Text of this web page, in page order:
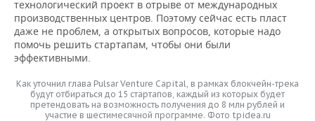
технологический проект в отрыве от международных
производственных центров. Поэтому сейчас есть пласт
даже не проблем, а открытых вопросов, которые надо
помочь решить стартапам, чтобы они были
эффективными.
Как уточнил глава Pulsar Venture Capital, в рамках блокчейн-трека
будут отбираться до 15 стартапов, каждый из которых будет
претендовать на возможность получения до 8 млн рублей и
участие в шестимесячной программе. Фото tpidea.ru